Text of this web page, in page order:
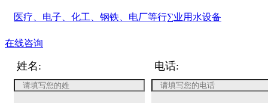
医疗、电子、化工、钢铁、电厂等行∑业用水设备
在线咨询
姓名: 电话: